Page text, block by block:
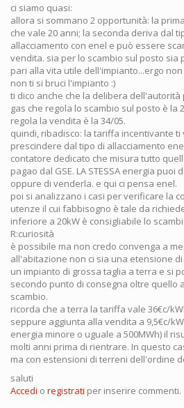
ci siamo quasi:
allora si sommano 2 opportunità: la
che vale 20 anni; la seconda deriva dal
allacciamento con enel e può essere
vendita. sia per lo scambio sul posto sia
pari alla vita utile dell'impianto...ergo
non ti si bruci l'impianto :)
ti dico anche che la delibera
gas che regola lo scambio sul posto è la
regola la vendita è la 34/05.
quindi, ribadisco: la tariffa incentivante ti
prescindere dal tipo di allacciamento
contatore dedicato che misura tutto
pagao dal GSE. LA STESSA energia
oppure di venderla. e qui ci pensa enel.
poi si analizzano i casi per verificare la
utenze il cui fabbisogno è tale da
inferiore a 20kW è consigliabile lo
R:curiosità
è possibile ma non credo convenga a
all'abitazione non ci sia una etensione
un impianto di grossa taglia a terra e si
secondo punto di consegna oltre quello
scambio.
ricorda che a terra la tariffa vale 36€c/
seppure aggiunta alla vendita a 9,5€c/
energia minore o uguale a 500MWh) il
molti anni prima di rientrare. In questo
ma con estensioni di terreni dell'ordine
saluti
Accedi o registrati per inserire commenti.